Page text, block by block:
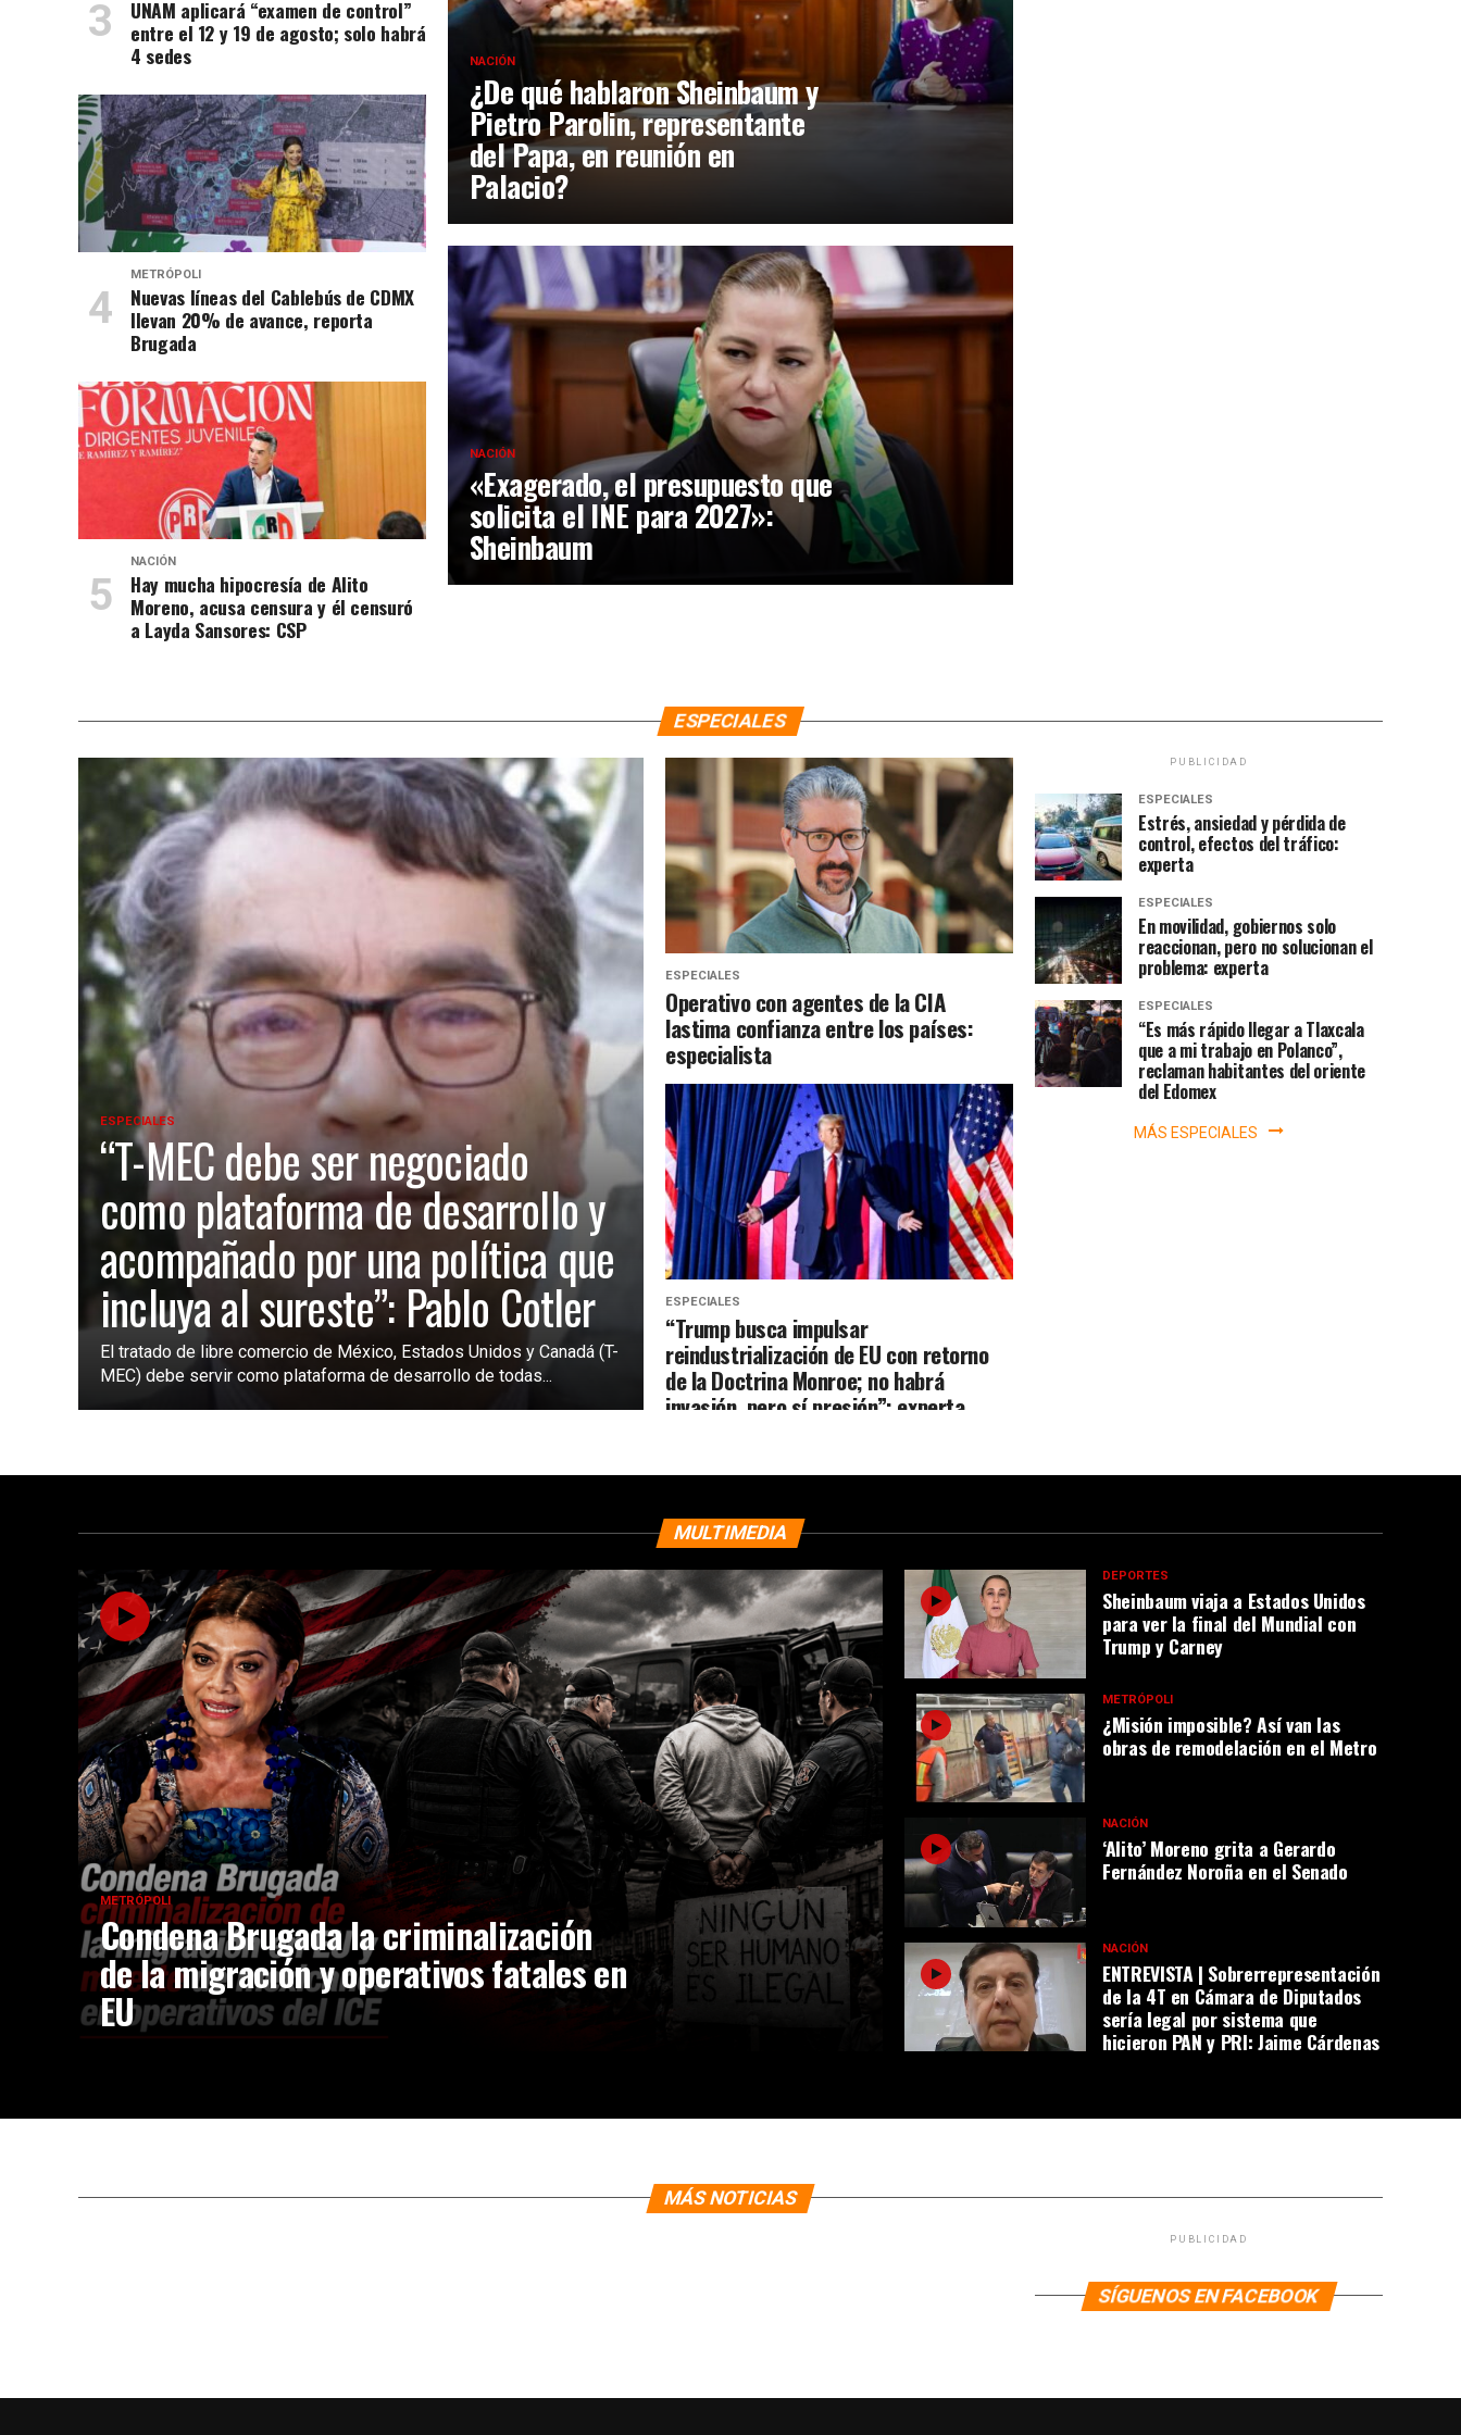
NACIÓN
¿De qué hablaron Sheinbaum y
Pietro Parolin, representante
del Papa, en reunión en
Palacio?
NACIÓN
«Exagerado, el presupuesto que
solicita el INE para 2027»:
Sheinbaum
UNAM aplicará “examen de control”
entre el 12 y 19 de agosto; solo habrá
4 sedes
METRÓPOLI
Nuevas líneas del Cablebús de CDMX
llevan 20% de avance, reporta
Brugada
NACIÓN
Hay mucha hipocresía de Alito
Moreno, acusa censura y él censuró
a Layda Sansores: CSP
ESPECIALES
ESPECIALES
“T-MEC debe ser negociado
como plataforma de desarrollo y
acompañado por una política que
incluya al sureste”: Pablo Cotler
El tratado de libre comercio de México, Estados Unidos y Canadá (T-
MEC) debe servir como plataforma de desarrollo de todas...
ESPECIALES
Operativo con agentes de la CIA
lastima confianza entre los países:
especialista
ESPECIALES
“Trump busca impulsar
reindustrialización de EU con retorno
de la Doctrina Monroe; no habrá
invasión, pero sí presión”: experta
PUBLICIDAD
ESPECIALES
Estrés, ansiedad y pérdida de
control, efectos del tráfico:
experta
ESPECIALES
En movilidad, gobiernos solo
reaccionan, pero no solucionan el
problema: experta
ESPECIALES
“Es más rápido llegar a Tlaxcala
que a mi trabajo en Polanco”,
reclaman habitantes del oriente
del Edomex
MÁS ESPECIALES
MULTIMEDIA
METRÓPOLI
Condena Brugada la criminalización
de la migración y operativos fatales en
EU
DEPORTES
Sheinbaum viaja a Estados Unidos
para ver la final del Mundial con
Trump y Carney
METRÓPOLI
¿Misión imposible? Así van las
obras de remodelación en el Metro
NACIÓN
‘Alito’ Moreno grita a Gerardo
Fernández Noroña en el Senado
NACIÓN
ENTREVISTA | Sobrerrepresentación
de la 4T en Cámara de Diputados
sería legal por sistema que
hicieron PAN y PRI: Jaime Cárdenas
MÁS NOTICIAS
PUBLICIDAD
SÍGUENOS EN FACEBOOK